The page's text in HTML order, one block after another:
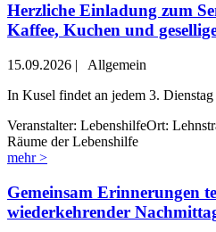
Herzliche Einladung zum
Kaffee, Kuchen und
15.09.2026 |
Allgemein
In Kusel findet an jedem 3.
Veranstalter: LebenshilfeOrt:
Räume der Lebenshilfe
mehr >
Gemeinsam Erinnerungen
wiederkehrender